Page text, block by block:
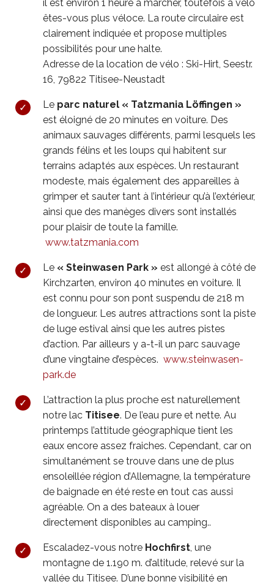
il est environ 1 heure à marcher, toutefois à vélo
êtes-vous plus véloce. La route circulaire est
clairement indiquée et propose multiples
possibilités pour une halte.
Adresse de la location de vélo : Ski-Hirt, Seestr.
16, 79822 Titisee-Neustadt
Le parc naturel « Tatzmania Löffingen »
est éloigné de 20 minutes en voiture. Des
animaux sauvages différents, parmi lesquels les
grands félins et les loups qui habitent sur
terrains adaptés aux espèces. Un restaurant
modeste, mais également des appareilles à
grimper et sauter tant à l’intérieur qu’à l’extérieur,
ainsi que des manèges divers sont installés
pour plaisir de toute la famille.
www.tatzmania.com
Le « Steinwasen Park » est allongé à côté de
Kirchzarten, environ 40 minutes en voiture. Il
est connu pour son pont suspendu de 218 m
de longueur. Les autres attractions sont la piste
de luge estival ainsi que les autres pistes
d’action. Par ailleurs y a-t-il un parc sauvage
d’une vingtaine d’espèces. www.steinwasen-
park.de
L’attraction la plus proche est naturellement
notre lac Titisee. De l’eau pure et nette. Au
printemps l’attitude géographique tient les
eaux encore assez fraiches. Cependant, car on
simultanément se trouve dans une de plus
ensoleillée région d’Allemagne, la température
de baignade en été reste en tout cas aussi
agréable. On a des bateaux à louer
directement disponibles au camping..
Escaladez-vous notre Hochfirst, une
montagne de 1.190 m. d’altitude, relevé sur la
vallée du Titisee. D’une bonne visibilité en